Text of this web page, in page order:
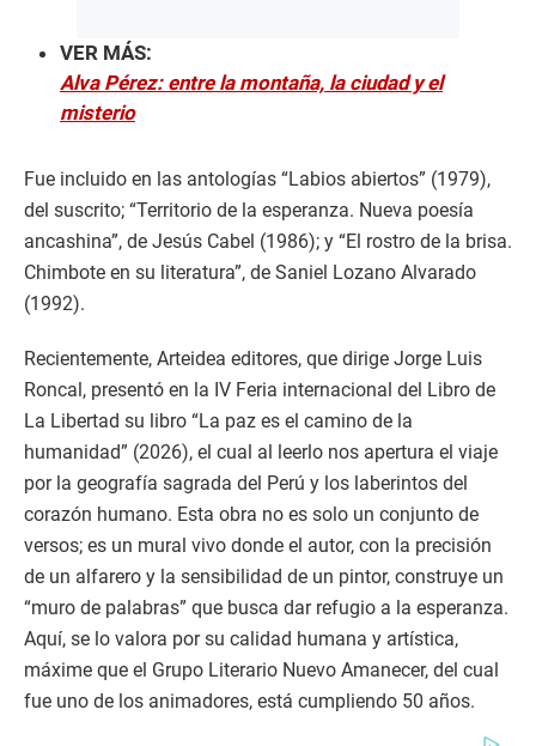
VER MÁS:
Alva Pérez: entre la montaña, la ciudad y el
misterio
Fue incluido en las antologías “Labios abiertos” (1979),
del suscrito; “Territorio de la esperanza. Nueva poesía
ancashina”, de Jesús Cabel (1986); y “El rostro de la brisa.
Chimbote en su literatura”, de Saniel Lozano Alvarado
(1992).
Recientemente, Arteidea editores, que dirige Jorge Luis
Roncal, presentó en la IV Feria internacional del Libro de
La Libertad su libro “La paz es el camino de la
humanidad” (2026), el cual al leerlo nos apertura el viaje
por la geografía sagrada del Perú y los laberintos del
corazón humano. Esta obra no es solo un conjunto de
versos; es un mural vivo donde el autor, con la precisión
de un alfarero y la sensibilidad de un pintor, construye un
“muro de palabras” que busca dar refugio a la esperanza.
Aquí, se lo valora por su calidad humana y artística,
máxime que el Grupo Literario Nuevo Amanecer, del cual
fue uno de los animadores, está cumpliendo 50 años.